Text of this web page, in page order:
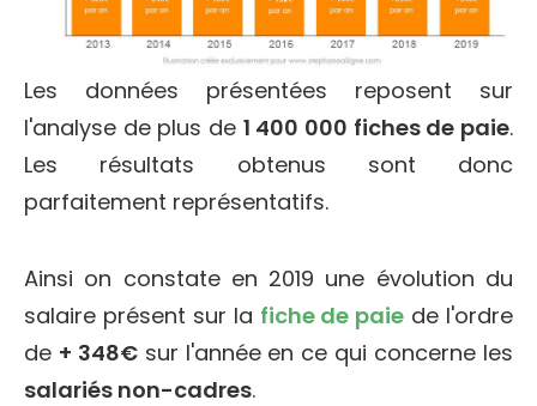
Les données présentées reposent sur
l'analyse de plus de 1 400 000 fiches de paie.
Les résultats obtenus sont donc
parfaitement représentatifs.
Ainsi on constate en 2019 une évolution du
salaire présent sur la fiche de paie de l'ordre
de + 348€sur l'année en ce qui concerne les
salariés non-cadres.